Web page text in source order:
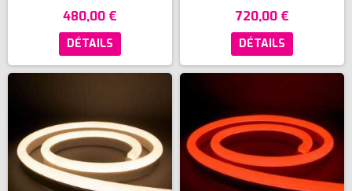
480,00 €
DÉTAILS
720,00 €
DÉTAILS